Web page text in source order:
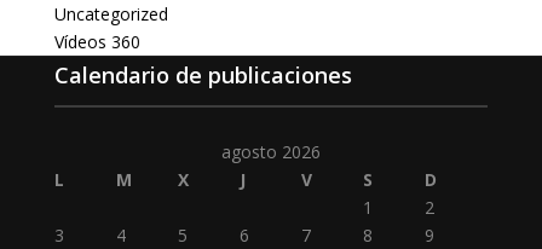
Uncategorized
Vídeos 360
Calendario de publicaciones
agosto 2026
L
M X J V S
D
1
2
3
4 5 6 7 8
9